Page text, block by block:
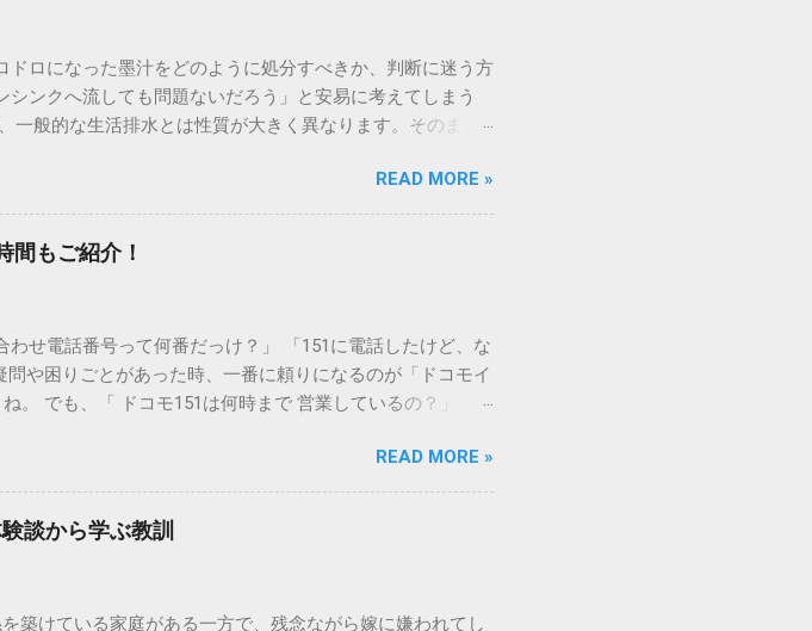
ロになった墨汁をどのように処分すべきか、判断に迷う方
ンクへ流しても問題ないだろう」と安易に考えてしまう
般的な生活排水とは性質が大きく異なります。そのまま
と、容器を適切に分別する方法を徹底解説します。 墨汁を
（すす）」と「膠（にかわ）」、そして水です。これらは
維持の観点から以下の問題が発生します。 1. 環境への深
水処理施設であっても、これらの微粒子を完全に分解・
や海まで到達し、水質の濁りや生態系へ悪影響を及ぼすリ
道を狭め、深刻な詰まりを引き起こします。特に築年数が
になるケースも珍しくありません。 3. 頑固なシミと汚れ
粒子が素材の隙間に入り込み、取れない黒ずみとなりま
て方 家庭で墨汁を処分する際は、「液体として流さない」
して処分してください。 手順1：新聞紙や古布に吸わせて
せて固形物に変えることです。 準備するもの： 古新聞、
READ MORE »
間もご紹介！
せ電話番号って何番だっけ？」 「151に電話したけど、な
や困りごとがあった時、一番に頼りになるのが「ドコモイ
。 でも、「 ドコモ151は何時まで 営業しているの？」「
さらには電話がつながらない時の対処法をわかりやすく解
ら言うと、ドコモのインフォメーションセンター「151」
土日祝日も営業しています。「 151 営業時間 」を気にす
余裕を持って連絡することができますね。 この時間内であ
でオペレーターに相談することができます。ただし、ドコ
READ MORE »
談から学ぶ教訓
築けている家庭がある一方で、残念ながら嫁に嫌われてし